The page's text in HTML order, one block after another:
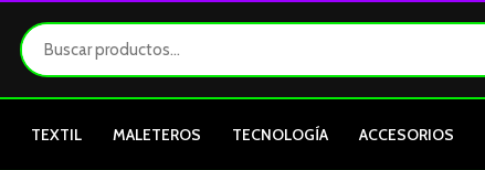
TEXTIL MALETEROS TECNOLOGÍA ACCESORIOS